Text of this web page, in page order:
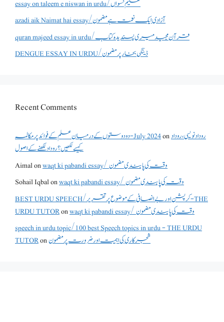
essay on taleem e niswan in urdu/تعلیم نسواں
azadi aik Naimat hai essay/آزادی ایک نعمت ہے مضمون
quran majeed essay in urdu/قرآن مجید میری پسندیدہ کتاب
DENGUE ESSAY IN URDU/ڈینگی بخار پر مضمون
Recent Comments
دو دوستوں کے درمیان علم کے فوائد پر مکالمہ - July 2024onروداد نویسی ،روداد
کیسے لکھیں؟ روداد لکھنے کے اصول
Aimalon
waqt ki pabandi essay/ وقت کی پابندی مضمون
Sohail Iqbalon
waqt ki pabandi essay/ وقت کی پابندی مضمون
BEST URDU SPEECH/کرپشن اور بے انصافی کے موضوع پر تقریر - THE
URDU TUTORon
waqt ki pabandi essay/ وقت کی پابندی مضمون
speech in urdu topic/100 best Speech topics in urdu - THE URDU
TUTORonشجرکاری کی اہمیت اور ضرورت پر مضمون